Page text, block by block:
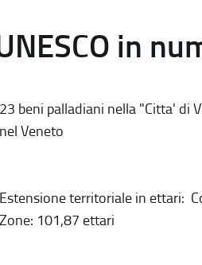
in
23 beni palladiani nella "Citta' di
nel Veneto
Estensione territoriale in ettari:
Zone: 101,87 ettari